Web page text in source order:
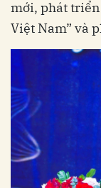
mới, phát
Việt Nam” và